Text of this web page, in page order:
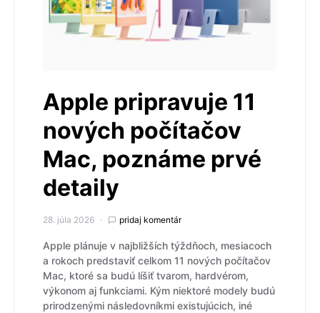
Apple pripravuje 11
nových počítačov
Mac, poznáme prvé
detaily
28. júla 2026 pridaj komentár
Apple plánuje v najbližších týždňoch, mesiacoch
a rokoch predstaviť celkom 11 nových počítačov
Mac, ktoré sa budú líšiť tvarom, hardvérom,
výkonom aj funkciami. Kým niektoré modely budú
prirodzenými následovníkmi existujúcich, iné